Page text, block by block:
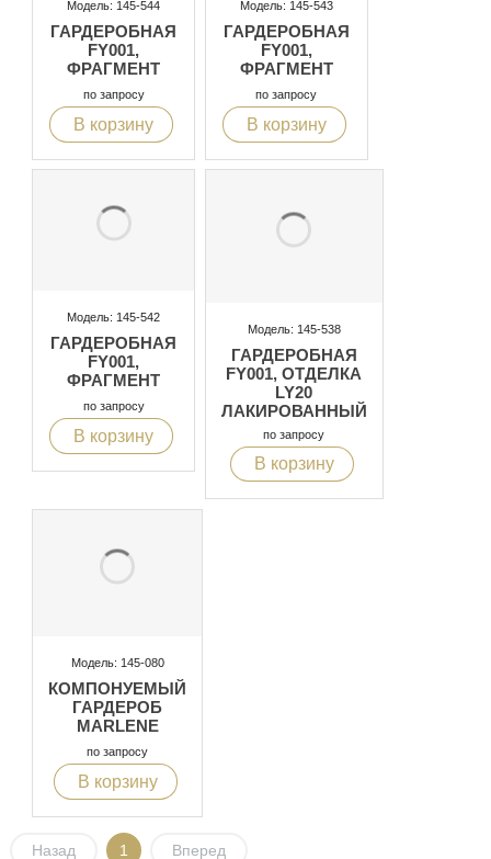
Модель: 145-544
ГАРДЕРОБНАЯ
FY001,
ФРАГМЕНТ
по запросу
В корзину
Модель: 145-543
ГАРДЕРОБНАЯ
FY001,
ФРАГМЕНТ
по запросу
В корзину
Модель: 145-542
ГАРДЕРОБНАЯ
FY001,
ФРАГМЕНТ
по запросу
В корзину
Модель: 145-538
ГАРДЕРОБНАЯ
FY001, ОТДЕЛКА
LY20
ЛАКИРОВАННЫЙ
ЦВЕТА
ШОКОЛАДА
по запросу
В корзину
Модель: 145-080
КОМПОНУЕМЫЙ
ГАРДЕРОБ
MARLENE
по запросу
В корзину
Назад 1 Вперед